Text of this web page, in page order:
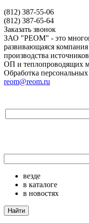
(812) 387-55-06
(812) 387-65-64
Заказать звонок
ЗАО "РЕОМ" - это
развивающаяся
производства
ОП и теплопроводящих
Обработка
reom@reom.ru
везде
в каталоге
в новостях
Найти